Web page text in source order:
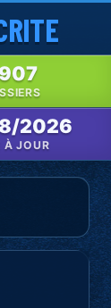
2026
À JOUR